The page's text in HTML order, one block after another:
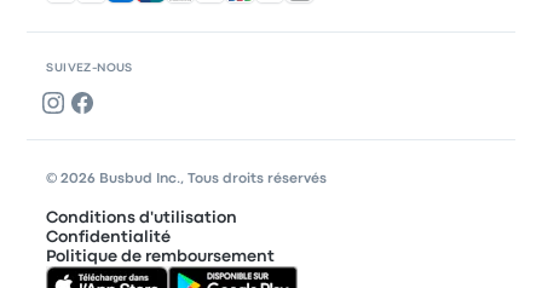
SUIVEZ-NOUS
© 2026 Busbud Inc., Tous droits réservés
Conditions d'utilisation
Confidentialité
Politique de remboursement